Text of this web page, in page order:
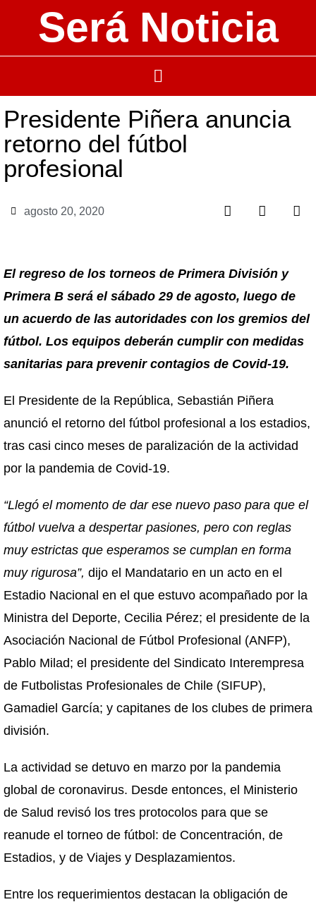
Será Noticia
Presidente Piñera anuncia
retorno del fútbol
profesional
agosto 20, 2020
El regreso de los torneos de Primera División y
Primera B será el sábado 29 de agosto, luego de
un acuerdo de las autoridades con los gremios del
fútbol. Los equipos deberán cumplir con medidas
sanitarias para prevenir contagios de Covid-19.
El Presidente de la República, Sebastián Piñera
anunció el retorno del fútbol profesional a los estadios,
tras casi cinco meses de paralización de la actividad
por la pandemia de Covid-19.
“Llegó el momento de dar ese nuevo paso para que el
fútbol vuelva a despertar pasiones, pero con reglas
muy estrictas que esperamos se cumplan en forma
muy rigurosa”, dijo el Mandatario en un acto en el
Estadio Nacional en el que estuvo acompañado por la
Ministra del Deporte, Cecilia Pérez; el presidente de la
Asociación Nacional de Fútbol Profesional (ANFP),
Pablo Milad; el presidente del Sindicato Interempresa
de Futbolistas Profesionales de Chile (SIFUP),
Gamadiel García; y capitanes de los clubes de primera
división.
La actividad se detuvo en marzo por la pandemia
global de coronavirus. Desde entonces, el Ministerio
de Salud revisó los tres protocolos para que se
reanude el torneo de fútbol: de Concentración, de
Estadios, y de Viajes y Desplazamientos.
Entre los requerimientos destacan la obligación de